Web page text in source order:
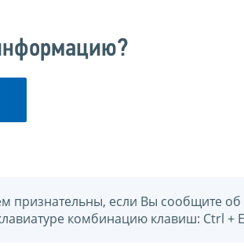
признательны, если Вы сообщите об
комбинацию клавиш: Ctrl +